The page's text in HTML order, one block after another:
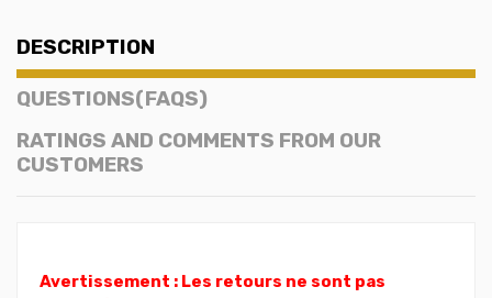
DESCRIPTION
QUESTIONS(FAQS)
RATINGS AND COMMENTS FROM OUR
CUSTOMERS
Avertissement : Les retours ne sont pas